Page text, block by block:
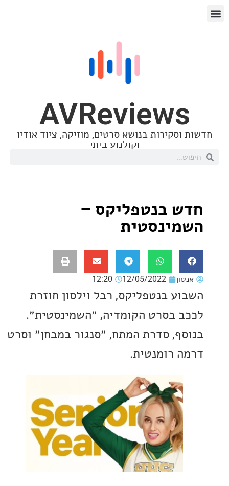
בנושא סרטים, מוזיקה, ציוד אודיו
וקולנוע ביתי
בנטפליקס –
12/05/2022
12:20
בנטפליקס, רבל וילסון חוזרת
בסרט הקומדיה, ״השמינסטית״.
סדרת המתח, ״סנגור במבחן״ וסרט
רומנטית.